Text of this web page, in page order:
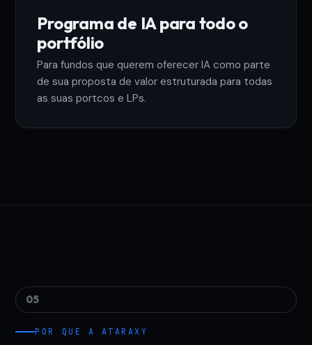
Programa de IA para todo o
portfólio
Para fundos que querem oferecer IA como parte
de sua proposta de valor estruturada para todas
as suas portcos e LPs.
05
POR QUE A ATARAXY